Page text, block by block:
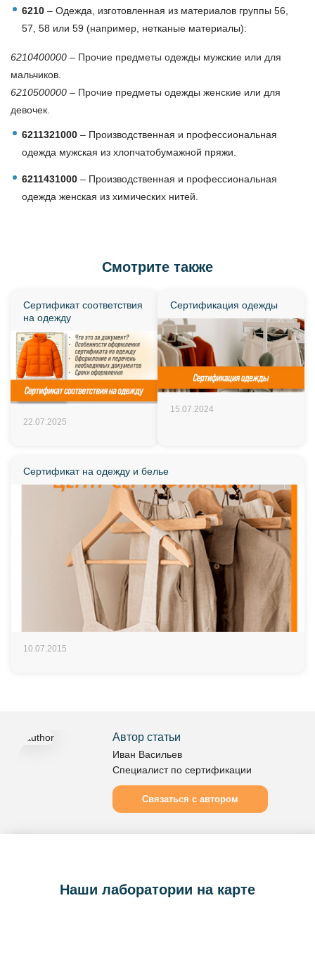
6210 – Одежда, изготовленная из материалов группы 56,
57, 58 или 59 (например, нетканые материалы):
6210400000 – Прочие предметы одежды мужские или для
мальчиков.
6210500000 – Прочие предметы одежды женские или для
девочек.
6211321000 – Производственная и профессиональная
одежда мужская из хлопчатобумажной пряжи.
6211431000 – Производственная и профессиональная
одежда женская из химических нитей.
Смотрите также
Сертификат соответствия
на одежду
22.07.2025
Сертификация одежды
15.07.2024
Сертификат на одежду и белье
10.07.2015
Автор статьи
Иван Васильев
Специалист по сертификации
Связаться с автором
Наши лаборатории на карте